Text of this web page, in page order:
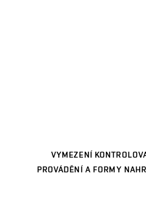
VYMEZENÍ
PROVÁDĚNÍ A FORMY